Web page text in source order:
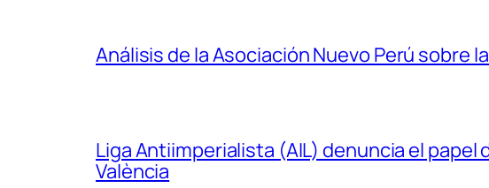
Análisis de la Asociación Nuevo Perú sobre
Liga Antiimperialista (AIL) denuncia el
València